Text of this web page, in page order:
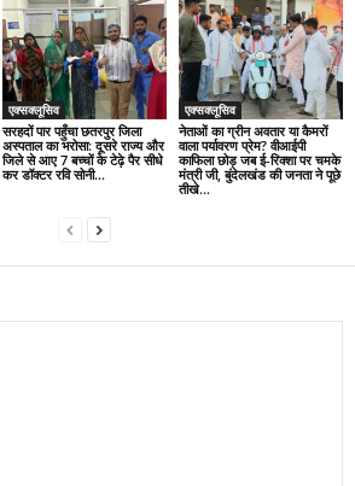
एक्सक्लूसिव
सरहदों पार पहुँचा छतरपुर जिला
अस्पताल का भरोसा: दूसरे राज्य और
जिले से आए 7 बच्चों के टेढ़े पैर सीधे
कर डॉक्टर रवि सोनी...
एक्सक्लूसिव
नेताओं का ग्रीन अवतार या कैमरों
वाला पर्यावरण प्रेम? वीआईपी
काफिला छोड़ जब ई-रिक्शा पर चमके
मंत्री जी, बुंदेलखंड की जनता ने पूछे
तीखे...